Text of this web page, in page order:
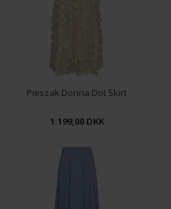
Pieszak Donna Dot Skirt
1.199,00 DKK